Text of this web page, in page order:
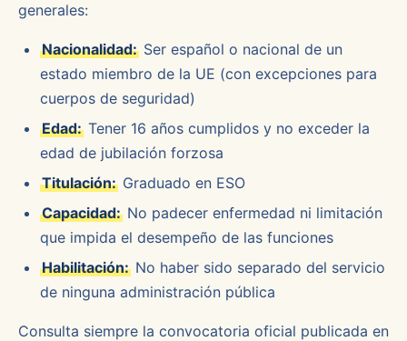
generales:
Nacionalidad: Ser español o nacional de un
estado miembro de la UE (con excepciones para
cuerpos de seguridad)
Edad: Tener 16 años cumplidos y no exceder la
edad de jubilación forzosa
Titulación: Graduado en ESO
Capacidad: No padecer enfermedad ni limitación
que impida el desempeño de las funciones
Habilitación: No haber sido separado del servicio
de ninguna administración pública
Consulta siempre la convocatoria oficial publicada en